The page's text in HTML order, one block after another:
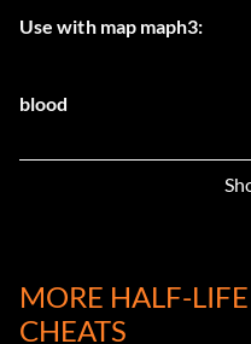
Use with map maph3:
blood
cemetary
creeperpens
MORE HALF-
CHEATS